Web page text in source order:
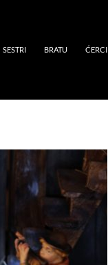
SESTRI BRATU ĆERCI